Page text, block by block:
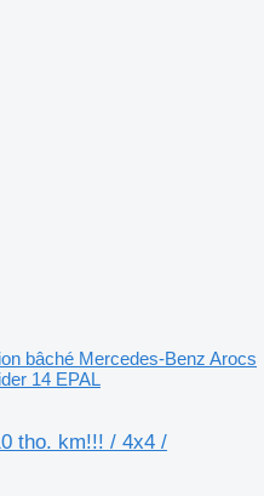
bâché Mercedes-Benz Arocs
14 EPAL
tho. km!!! / 4x4 /